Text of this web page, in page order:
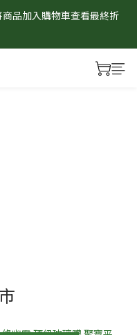
品加入購物車查看最終折
品加入購物車查看最終折
狸吊飾乙個　贈品採隨機